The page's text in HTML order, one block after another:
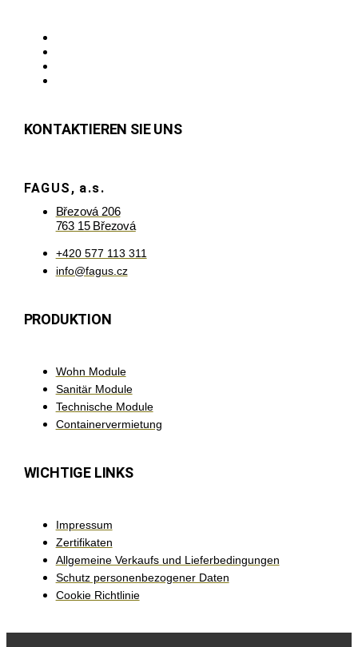
KONTAKTIEREN SIE UNS
FAGUS, a.s.
Březová 206
763 15 Březová
+420 577 113 311
info@fagus.cz
PRODUKTION
Wohn Module
Sanitär Module
Technische Module
Containervermietung
WICHTIGE LINKS
Impressum
Zertifikaten
Allgemeine Verkaufs und Lieferbedingungen
Schutz personenbezogener Daten
Cookie Richtlinie